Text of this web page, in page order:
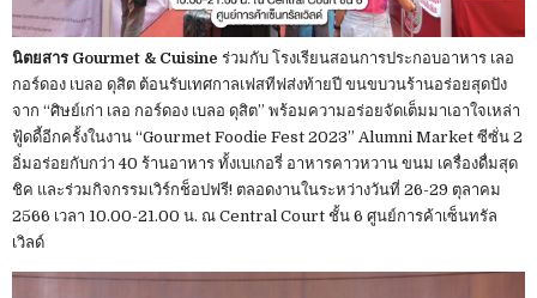
นิตยสาร Gourmet & Cuisine ร่วมกับ โรงเรียนสอนการประกอบอาหาร เลอ
กอร์ดอง เบลอ ดุสิต ต้อนรับเทศกาลเฟสทีฟส่งท้ายปี ขนขบวนร้านอร่อยสุดปัง
จาก “ศิษย์เก่า เลอ กอร์ดอง เบลอ ดุสิต” พร้อมความอร่อยจัดเต็มมาเอาใจเหล่า
ฟู้ดดี้อีกครั้งในงาน “Gourmet Foodie Fest 2023” Alumni Market ซีซั่น 2
อิ่มอร่อยกับกว่า 40 ร้านอาหาร ทั้งเบเกอรี่ อาหารคาวหวาน ขนม เครื่องดื่มสุด
ชิค และร่วมกิจกรรมเวิร์กช็อปฟรี! ตลอดงานในระหว่างวันที่ 26-29 ตุลาคม
2566 เวลา 10.00-21.00 น. ณ Central Court ชั้น 6 ศูนย์การค้าเซ็นทรัล
เวิลด์